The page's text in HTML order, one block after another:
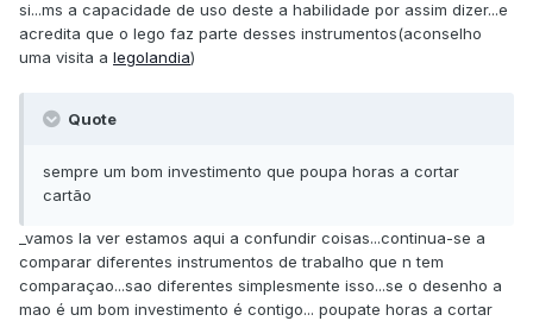
si...ms a capacidade de uso deste a habilidade por assim dizer...e
acredita que o lego faz parte desses instrumentos(aconselho
uma visita a legolandia)
Quote
sempre um bom investimento que poupa horas a cortar
cartão
_vamos la ver estamos aqui a confundir coisas...continua-se a
comparar diferentes instrumentos de trabalho que n tem
comparaçao...sao diferentes simplesmente isso...se o desenho a
mao é um bom investimento é contigo... poupate horas a cortar